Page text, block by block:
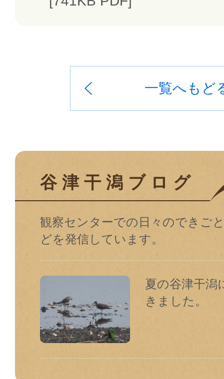
一覧へもど
谷津干潟ブログ
観察センターでの⽇々のできご
どを発信しています。
夏の谷津干潟
きました。